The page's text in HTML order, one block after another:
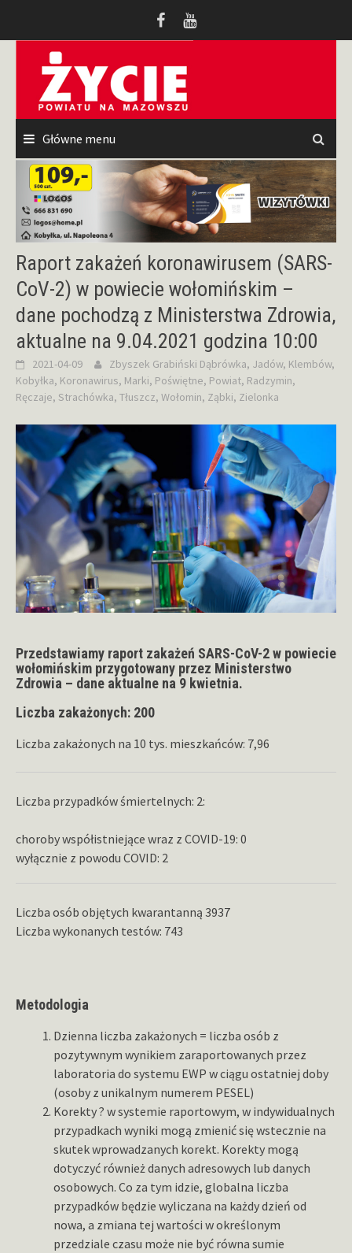
Główne menu
Raport zakażeń koronawirusem (SARS-
CoV-2) w powiecie wołomińskim –
dane pochodzą z Ministerstwa Zdrowia,
aktualne na 9.04.2021 godzina 10:00
2021-04-09 Zbyszek Grabiński Dąbrówka, Jadów, Klembów,
Kobyłka, Koronawirus, Marki, Poświętne, Powiat, Radzymin,
Ręczaje, Strachówka, Tłuszcz, Wołomin, Ząbki, Zielonka
Przedstawiamy raport zakażeń SARS-CoV-2 w powiecie
wołomińskim przygotowany przez Ministerstwo
Zdrowia – dane aktualne na 9 kwietnia.
Liczba zakażonych: 200
Liczba zakażonych na 10 tys. mieszkańców: 7,96
Liczba przypadków śmiertelnych: 2:
choroby współistniejące wraz z COVID-19: 0
wyłącznie z powodu COVID: 2
Liczba osób objętych kwarantanną 3937
Liczba wykonanych testów: 743
Metodologia
Dzienna liczba zakażonych = liczba osób z
pozytywnym wynikiem zaraportowanych przez
laboratoria do systemu EWP w ciągu ostatniej doby
(osoby z unikalnym numerem PESEL)
Korekty ? w systemie raportowym, w indywidualnych
przypadkach wyniki mogą zmienić się wstecznie na
skutek wprowadzanych korekt. Korekty mogą
dotyczyć również danych adresowych lub danych
osobowych. Co za tym idzie, globalna liczba
przypadków będzie wyliczana na każdy dzień od
nowa, a zmiana tej wartości w określonym
przedziale czasu może nie być równa sumie